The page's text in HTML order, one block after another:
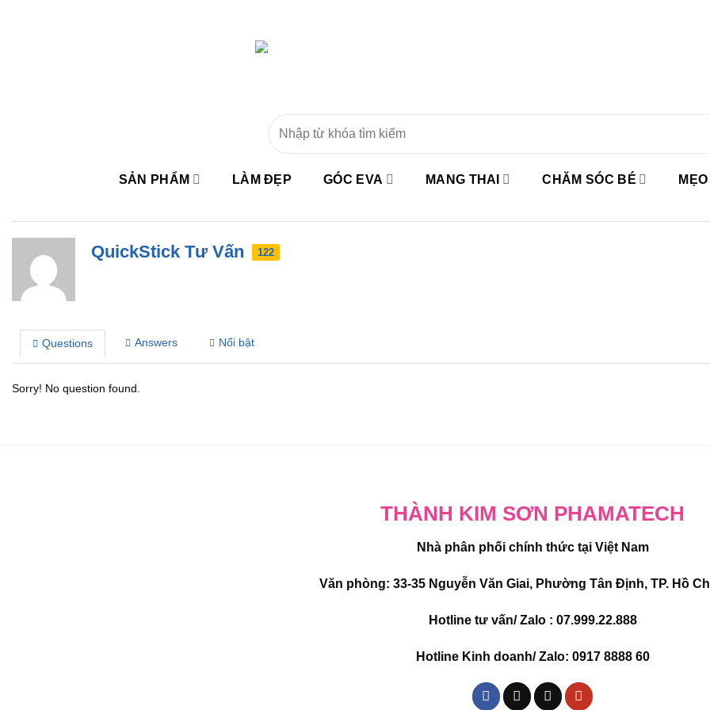
SẢN PHẨM LÀM ĐẸP GÓC EVA MANG THAI CHĂM SÓC BÉ
QuickStick Tư Vấn 122
Questions Answers Nổi bật
Sorry! No question found.
THÀNH KIM SƠN PHAMATECH
Nhà phân phối chính thức tại Việt Nam
Văn phòng: 33-35 Nguyễn Văn Giai, Phường Tân Định, TP. Hồ
Hotline tư vấn/ Zalo : 07.999.22.888
Hotline Kinh doanh/ Zalo: 0917 8888 60